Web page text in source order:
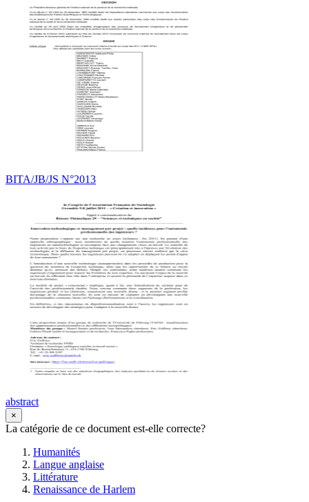
BITA/JB/JS N°2013
abstract
×
La catégorie de ce document est-elle correcte?
Humanités
Langue anglaise
Littérature
Renaissance de Harlem